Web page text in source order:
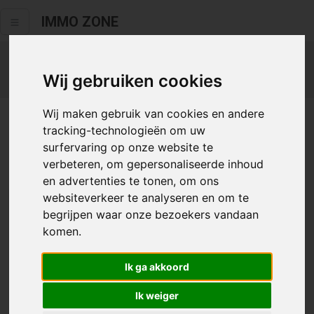
Wij gebruiken cookies
Wij maken gebruik van cookies en andere
tracking-technologieën om uw
surfervaring op onze website te
verbeteren, om gepersonaliseerde inhoud
en advertenties te tonen, om ons
websiteverkeer te analyseren en om te
begrijpen waar onze bezoekers vandaan
komen.
Ik ga akkoord
Ik weiger
IMMO ZONE
Lorem ipsum
Ons aanbod te koop
Huis te koop in AALST (28)
Huis te koop in WETTEREN (19)
Appartement te koop in AALST (15)
Appartement te koop in TEMSE (13)
Appartement te koop in Sint-Niklaas (11)